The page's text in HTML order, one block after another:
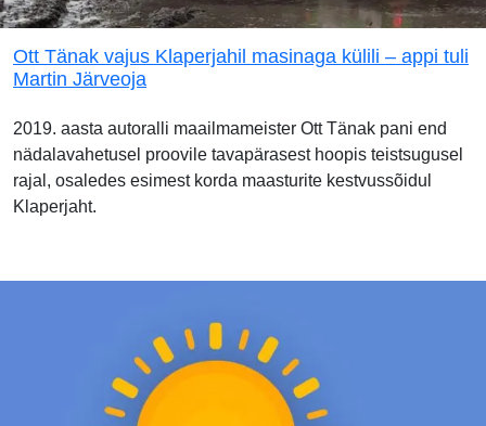
Ott Tänak vajus Klaperjahil masinaga külili – appi tuli
Martin Järveoja
2019. aasta autoralli maailmameister Ott Tänak pani end
nädalavahetusel proovile tavapärasest hoopis teistsugusel
rajal, osaledes esimest korda maasturite kestvussõidul
Klaperjaht.